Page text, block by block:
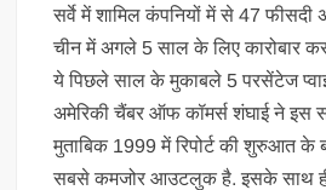
सर्वे में शामिल कंपनियों में से 47 फीसदी
चीन में अगले 5 साल के लिए कारोबार
ये पिछले साल के मुकाबले 5 परसेंटेज
अमेरिकी चैंबर ऑफ कॉमर्स शंघाई ने इस
मुताबिक 1999 में रिपोर्ट की शुरुआत
सबसे कमजोर आउटलुक है. इसके साथ